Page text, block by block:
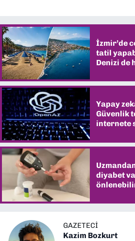
İzmir’de
tatil
Denizi de
Yapay
Güvenlik
internete
diyabet
GAZETECI
Kazim Bozkurt